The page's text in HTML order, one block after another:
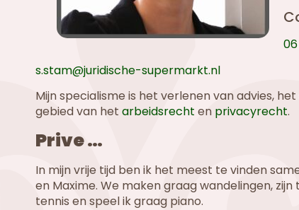
s.stam@juridische-supermarkt.nl
Mijn specialisme is het verlenen van advies,
gebied van hetarbeidsrecht en privacyrecht.
Prive …
In mijn vrije tijd ben ik het meest te vinden
en Maxime. We maken graag wandelingen,
tennis en speel ik graag piano.